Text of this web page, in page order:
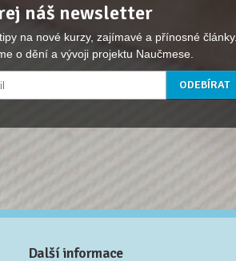
náš newsletter
na nové kurzy, zajímavé a přínosné články.
o dění a vývoji projektu Naučmese.
Další informace